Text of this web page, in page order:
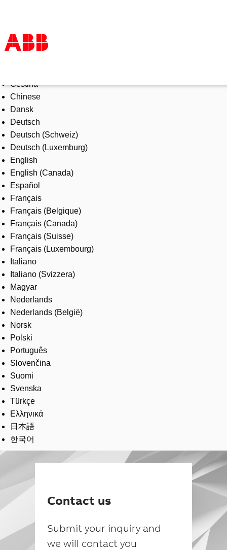
Products & Solutions
Industries
Services
About us
Where to buy
Contact us
Careers
Čeština
Chinese
Dansk
Deutsch
Deutsch (Schweiz)
Deutsch (Luxemburg)
English
English (Canada)
Español
Français
Français (Belgique)
Français (Canada)
Français (Suisse)
Français (Luxembourg)
Italiano
Italiano (Svizzera)
Magyar
Nederlands
Nederlands (België)
Norsk
Polski
Português
Slovenčina
Suomi
Svenska
Türkçe
Ελληνικά
日本語
한국어
Contact us
Submit your inquiry and
we will contact you